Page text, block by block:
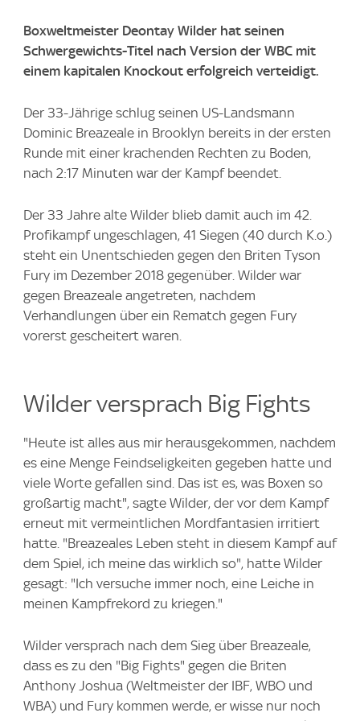
Boxweltmeister Deontay Wilder hat seinen
Schwergewichts-Titel nach Version der WBC mit
einem kapitalen Knockout erfolgreich verteidigt.
Der 33-Jährige schlug seinen US-Landsmann
Dominic Breazeale in Brooklyn bereits in der ersten
Runde mit einer krachenden Rechten zu Boden,
nach 2:17 Minuten war der Kampf beendet.
Der 33 Jahre alte Wilder blieb damit auch im 42.
Profikampf ungeschlagen, 41 Siegen (40 durch K.o.)
steht ein Unentschieden gegen den Briten Tyson
Fury im Dezember 2018 gegenüber. Wilder war
gegen Breazeale angetreten, nachdem
Verhandlungen über ein Rematch gegen Fury
vorerst gescheitert waren.
Wilder versprach Big Fights
"Heute ist alles aus mir herausgekommen, nachdem
es eine Menge Feindseligkeiten gegeben hatte und
viele Worte gefallen sind. Das ist es, was Boxen so
großartig macht", sagte Wilder, der vor dem Kampf
erneut mit vermeintlichen Mordfantasien irritiert
hatte. "Breazeales Leben steht in diesem Kampf auf
dem Spiel, ich meine das wirklich so", hatte Wilder
gesagt: "Ich versuche immer noch, eine Leiche in
meinen Kampfrekord zu kriegen."
Wilder versprach nach dem Sieg über Breazeale,
dass es zu den "Big Fights" gegen die Briten
Anthony Joshua (Weltmeister der IBF, WBO und
WBA) und Fury kommen werde, er wisse nur noch